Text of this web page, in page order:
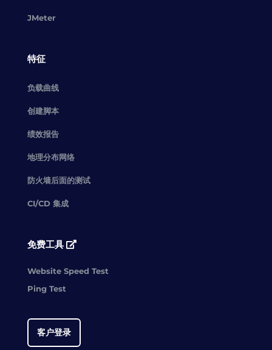
JMeter
特征
负载曲线
创建脚本
绩效报告
地理分布网络
防火墙后面的测试
CI/CD 集成
免费工具
Website Speed Test
Ping Test
客户登录